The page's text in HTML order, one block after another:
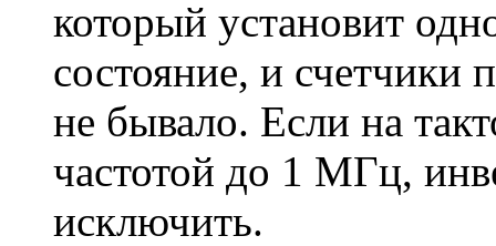
который установит
состояние, и счетчики
не бывало. Если на
частотой до 1 МГц,
исключить.